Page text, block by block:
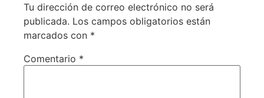
Tu dirección de correo electrónico no será
publicada. Los campos obligatorios están
marcados con *
Comentario *